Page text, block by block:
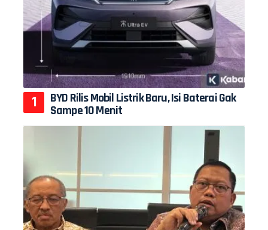
BYD Rilis Mobil Listrik Baru, Isi Baterai Gak
Sampe 10 Menit